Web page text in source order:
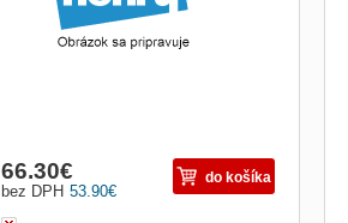
53.90€
bez DPH
66.30€ do košíka